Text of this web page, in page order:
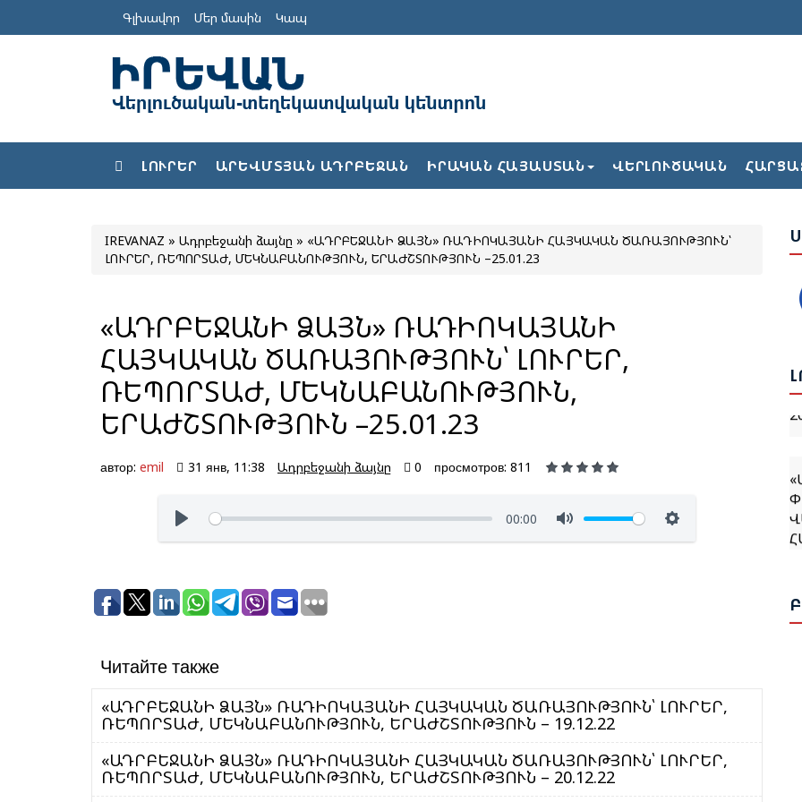
Գլխավոր Մեր մասին Կապ
ԼՈՒՐԵՐ ԱՐԵՎՄՏՅԱՆ ԱԴՐԲԵՋԱՆ ԻՐԱԿԱՆ ՀԱՅԱՍՏԱՆ ՎԵՐԼՈՒԾԱԿԱՆ
IREVANAZ » Ադրբեջանի ձայնը » «ԱԴՐԲԵՋԱՆԻ ՁԱՅՆ» ՌԱԴԻՈԿԱՅԱՆԻ ՀԱՅԿԱԿԱՆ ԾԱՌԱՅՈՒԹՅՈՒՆ՝
ԼՈՒՐԵՐ, ՌԵՊՈՐՏԱԺ, ՄԵԿՆԱԲԱՆՈՒԹՅՈՒՆ, ԵՐԱԺՇՏՈՒԹՅՈՒՆ –25.01.23
«ԱԴՐԲԵՋԱՆԻ ՁԱՅՆ» ՌԱԴԻՈԿԱՅԱՆԻ
ՀԱՅԿԱԿԱՆ ԾԱՌԱՅՈՒԹՅՈՒՆ՝ ԼՈՒՐԵՐ,
ՌԵՊՈՐՏԱԺ, ՄԵԿՆԱԲԱՆՈՒԹՅՈՒՆ,
ԵՐԱԺՇՏՈՒԹՅՈՒՆ –25.01.23
автор: emil 31 янв, 11:38 Ադրբեջանի ձայնը 0 просмотров: 811
00:00
Читайте также
«ԱԴՐԲԵՋԱՆԻ ՁԱՅՆ» ՌԱԴԻՈԿԱՅԱՆԻ ՀԱՅԿԱԿԱՆ ԾԱՌԱՅՈՒԹՅՈՒՆ՝ ԼՈՒՐԵՐ,
ՌԵՊՈՐՏԱԺ, ՄԵԿՆԱԲԱՆՈՒԹՅՈՒՆ, ԵՐԱԺՇՏՈՒԹՅՈՒՆ – 19.12.22
«ԱԴՐԲԵՋԱՆԻ ՁԱՅՆ» ՌԱԴԻՈԿԱՅԱՆԻ ՀԱՅԿԱԿԱՆ ԾԱՌԱՅՈՒԹՅՈՒՆ՝ ԼՈՒՐԵՐ,
ՌԵՊՈՐՏԱԺ, ՄԵԿՆԱԲԱՆՈՒԹՅՈՒՆ, ԵՐԱԺՇՏՈՒԹՅՈՒՆ – 20.12.22